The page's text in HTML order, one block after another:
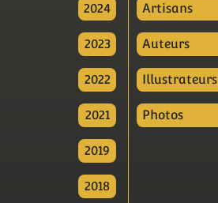
2024
2023
2022
2021
2019
2018
Artisans
Auteurs
Illustrateurs
Photos